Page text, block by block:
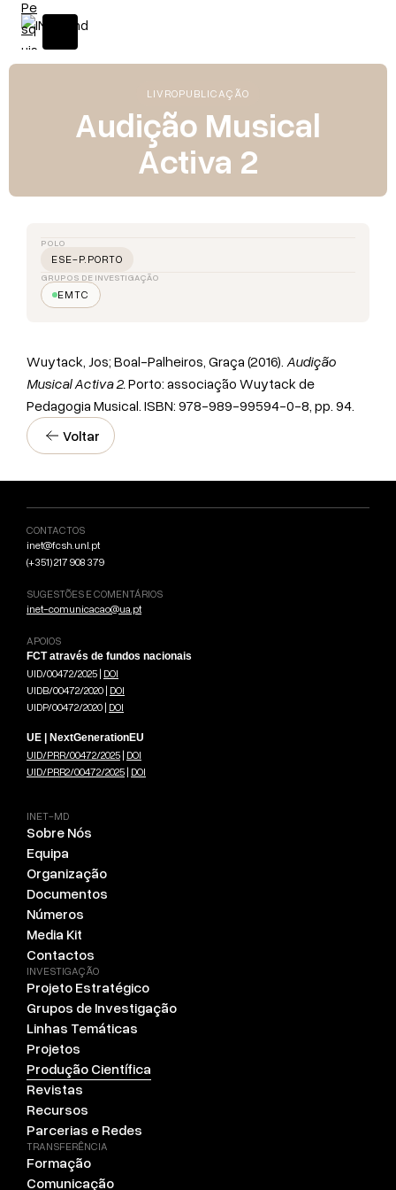
LIVROPUBLICAÇÃO
Audição Musical
Activa 2
POLO
ESE-P.PORTO
GRUPOS DE INVESTIGAÇÃO
EMTC
Wuytack, Jos; Boal-Palheiros, Graça (2016). Audição
Musical Activa 2.Porto: associação Wuytack de
Pedagogia Musical. ISBN: 978-989-99594-0-8, pp. 94.
Voltar
CONTACTOS
inet@fcsh.unl.pt
(+351) 217 908 379
SUGESTÕES E COMENTÁRIOS
inet-comunicacao@ua.pt
APOIOS
FCT através de fundos nacionais
UID/00472/2025 | DOI
UIDB/00472/2020 | DOI
UIDP/00472/2020 | DOI
UE | NextGenerationEU
UID/PRR/00472/2025 | DOI
UID/PRR2/00472/2025 | DOI
INET-MD
Sobre Nós
Equipa
Organização
Documentos
Números
Media Kit
Contactos
INVESTIGAÇÃO
Projeto Estratégico
Grupos de Investigação
Linhas Temáticas
Projetos
Produção Científica
Revistas
Recursos
Parcerias e Redes
TRANSFERÊNCIA
Formação
Comunicação